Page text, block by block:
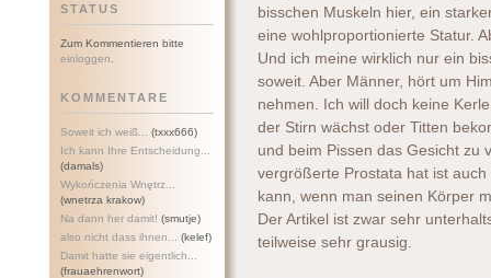
STATUS
Zum Kommentieren bitte
einloggen
KOMMENTARE
Soweit ich weiß...
(txxx666)
Ich kann Ihre Entscheidung...
(damals)
Wykończenia Wnętrz...
(wnetrza krakow)
Na dann her damit! (smutje)
also nicht dass ihnen...
(kelef)
Damit hatte sie eigentlich...
(frauaehrenwort)
bisschen Muskeln hier, ein
eine wohlproportionierte Statur.
Und ich meine wirklich nur ein
soweit. Aber Männer, hört um
nehmen. Ich will doch keine
der Stirn wächst oder Titten
und beim Pissen das Gesicht zu
vergrößerte Prostata hat ist
kann, wenn man seinen Körper
Der Artikel ist zwar sehr
teilweise sehr grausig.